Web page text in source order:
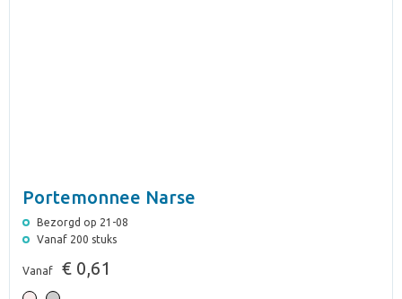
Portemonnee Narse
Bezorgd op 21-08
Vanaf 200 stuks
Vanaf € 0,61